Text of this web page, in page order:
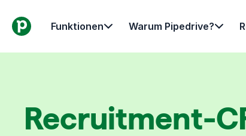
Funktionen Warum Pipedrive?
Recruitment-